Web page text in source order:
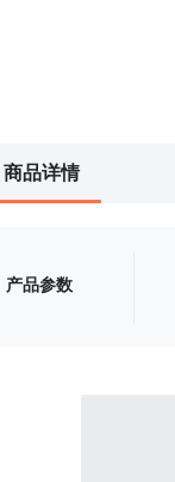
商品详情
产品参数